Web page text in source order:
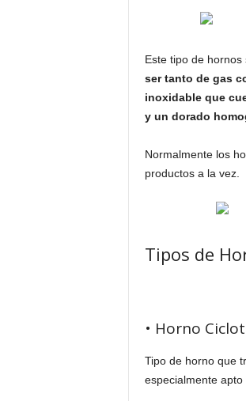
Este tipo de hornos
ser tanto de gas
inoxidable que
y un dorado
Normalmente los
productos a la vez.
Tipos de
• Horno
Tipo de horno que
especialmente